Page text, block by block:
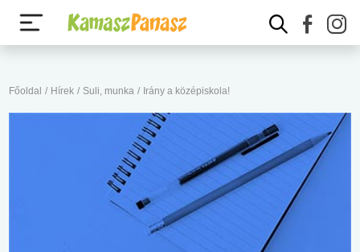
Főoldal / Hírek / Suli, munka / Irány a középiskola!